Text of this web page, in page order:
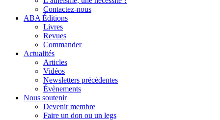
Contactez-nous
ABA Éditions
Livres
Revues
Commander
Actualités
Articles
Vidéos
Newsletters précédentes
Évènements
Nous soutenir
Devenir membre
Faire un don ou un legs